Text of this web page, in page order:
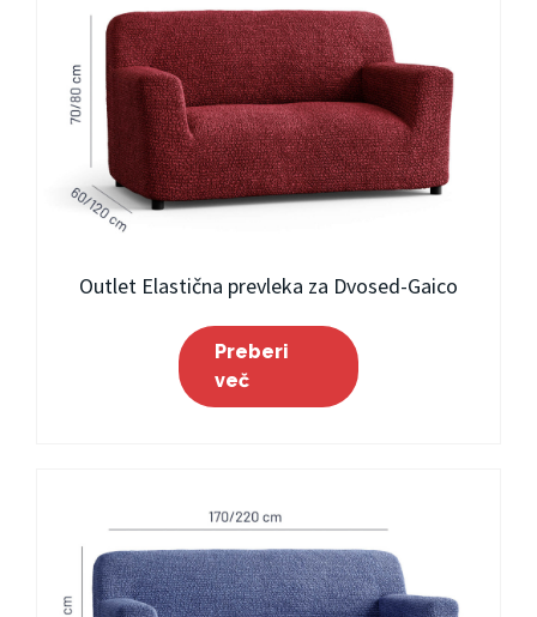
Outlet Elastična prevleka za Dvosed-Gaico
Preberi
več